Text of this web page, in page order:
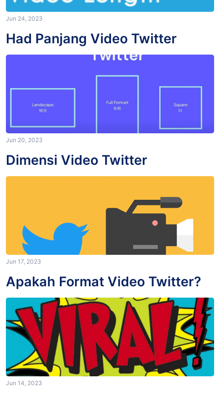
Jun 24, 2023
Had Panjang Video Twitter
Jun 20, 2023
Dimensi Video Twitter
Jun 17, 2023
Apakah Format Video Twitter?
Jun 14, 2023